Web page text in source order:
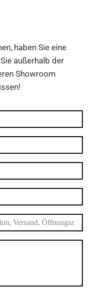
haben Sie eine
außerhalb der
Showroom